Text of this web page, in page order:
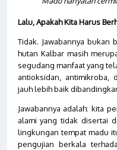
Lalu, Apakah Kita Harus
Tidak. Jawabannya bukan
hutan Kalbar masih
segudang manfaat yang
antioksidan, antimikroba,
jauh lebih baik
Jawabannya adalah: kita
alami yang tidak disertai
lingkungan tempat madu
pengujian berkala